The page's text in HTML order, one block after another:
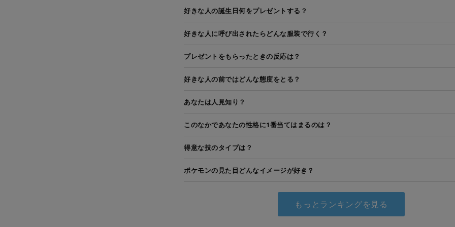
好きな人の誕生日何をプレゼントする？
好きな人に呼び出されたらどんな服装で行く？
プレゼントをもらったときの反応は？
好きな人の前ではどんな態度をとる？
あなたは人見知り？
このなかであなたの性格に1番当てはまるのは？
得意な技のタイプは？
ポケモンの見た目どんなイメージが好き？
もっとランキングを見る